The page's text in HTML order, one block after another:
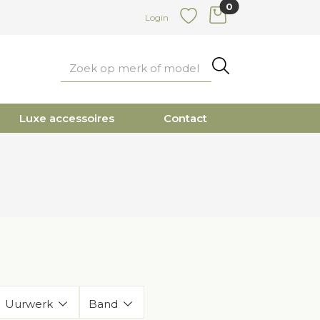
Login
0
items in cart
Luxe accessoires Contact
Uurwerk Band